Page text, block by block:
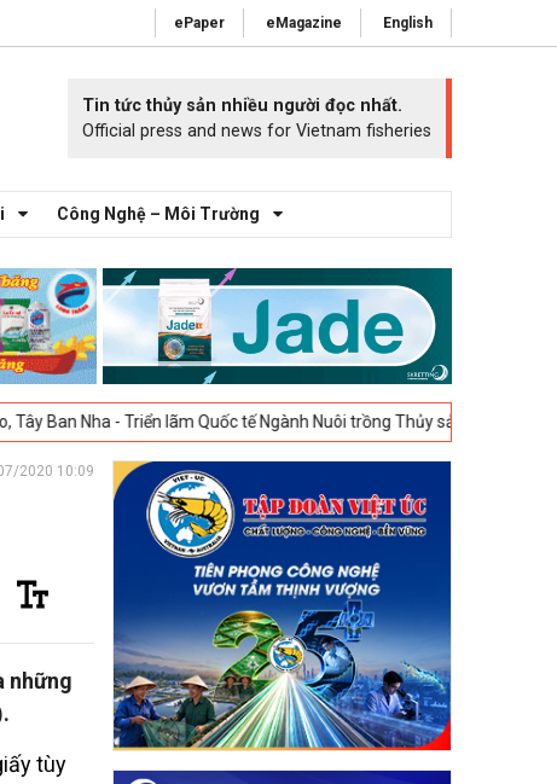
ePaper eMagazine English
Tin tức thủy sản nhiều người đọc nhất.
Official press and news for Vietnam fisheries
Công Nghệ – Môi Trường
- Triển lãm Quốc tế Ngành Nuôi trồng Thủy sản Tây Ban Nha –
2020 10:09
những
tùy